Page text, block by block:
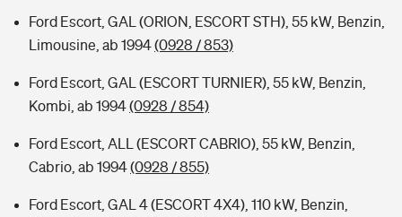
Ford Escort, GAL (ORION, ESCORT STH), 55 kW, Benzin,
Limousine, ab 1994(0928 / 853)
Ford Escort, GAL (ESCORT TURNIER), 55 kW, Benzin,
Kombi, ab 1994(0928 / 854)
Ford Escort, ALL (ESCORT CABRIO), 55 kW, Benzin,
Cabrio, ab 1994(0928 / 855)
Ford Escort, GAL 4 (ESCORT 4X4), 110 kW, Benzin,